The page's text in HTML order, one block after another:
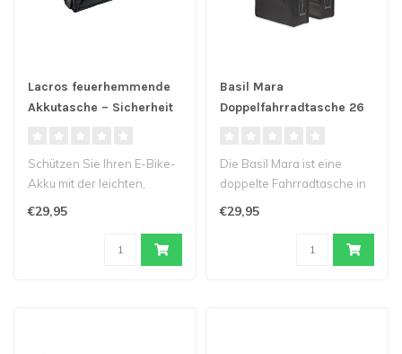
Lacros feuerhemmende
Akkutasche – Sicherheit
Schützen Sie Ihren E-Bike-
Akku mit der leichten,
€29,95
Basil Mara
Doppelfahrradtasche 26
Die Basil Mara ist eine
doppelte Fahrradtasche in
€29,95